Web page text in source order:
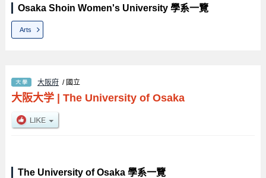
Osaka Shoin Women's University 學系一覽
Arts
大阪府 / 國立
大阪大学| The University of Osaka
The University of Osaka 學系一覽